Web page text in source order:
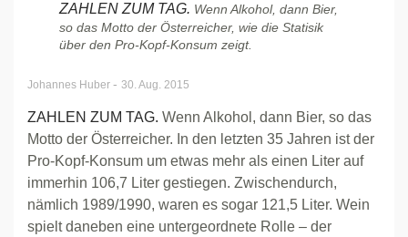
ZAHLEN ZUM TAG. Wenn Alkohol, dann Bier,
so das Motto der Österreicher, wie die Statisik
über den Pro-Kopf-Konsum zeigt.
Johannes Huber - 30. Aug. 2015
ZAHLEN ZUM TAG. Wenn Alkohol, dann Bier, so das
Motto der Österreicher. In den letzten 35 Jahren ist der
Pro-Kopf-Konsum um etwas mehr als einen Liter auf
immerhin 106,7 Liter gestiegen. Zwischendurch,
nämlich 1989/1990, waren es sogar 121,5 Liter. Wein
spielt daneben eine untergeordnete Rolle – der